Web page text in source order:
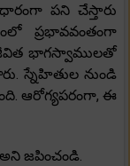
పని చేస్తారు
ప్రభావవంతంగా
భాగస్వాములతో
స్నేహితుల నుండి
ఆరోగ్యపరంగా, ఈ
జపించండి.